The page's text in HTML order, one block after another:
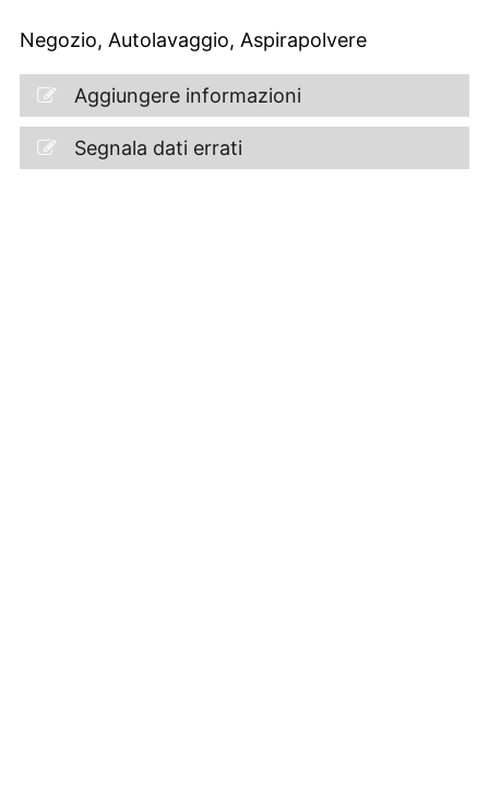
Negozio, Autolavaggio, Aspirapolvere
Aggiungere informazioni
Segnala dati errati